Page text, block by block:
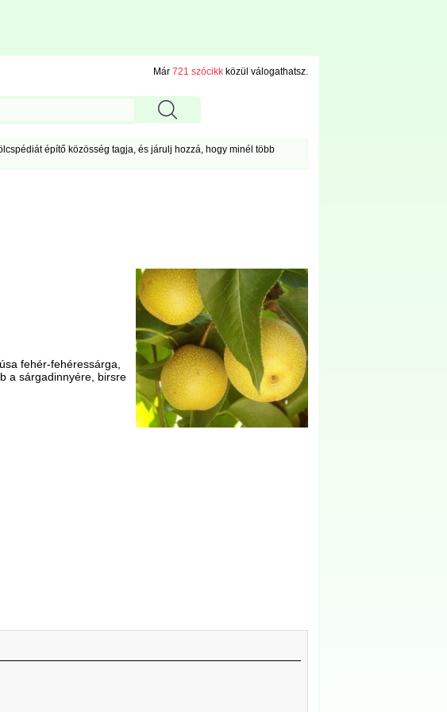
Már 721 szócikkközül válogathatsz.
építő közösség tagja, és járulj hozzá, hogy minél több
fehér-fehéressárga,
a sárgadinnyére, birsre